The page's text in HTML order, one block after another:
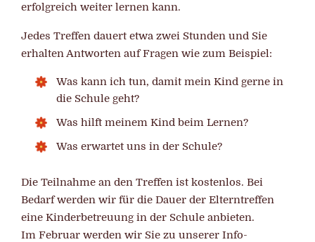
erfolgreich weiter lernen kann.
Jedes Treffen dauert etwa zwei Stunden und Sie
erhalten Antworten auf Fragen wie zum Beispiel:
Was kann ich tun, damit mein Kind gerne in
die Schule geht?
Was hilft meinem Kind beim Lernen?
Was erwartet uns in der Schule?
Die Teilnahme an den Treffen ist kostenlos. Bei
Bedarf werden wir für die Dauer der Elterntreffen
eine Kinderbetreuung in der Schule anbieten.
Im Februar werden wir Sie zu unserer Info-